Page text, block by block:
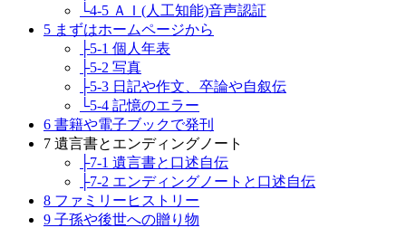
└4-5 ＡＩ(人工知能)音声認証
5 まずはホームページから
├5-1 個人年表
├5-2 写真
├5-3 日記や作文、卒論や自叙伝
└5-4 記憶のエラー
6 書籍や電子ブックで発刊
7 遺言書とエンディングノート
├7-1 遺言書と口述自伝
├7-2 エンディングノートと口述自伝
8 ファミリーヒストリー
9 子孫や後世への贈り物